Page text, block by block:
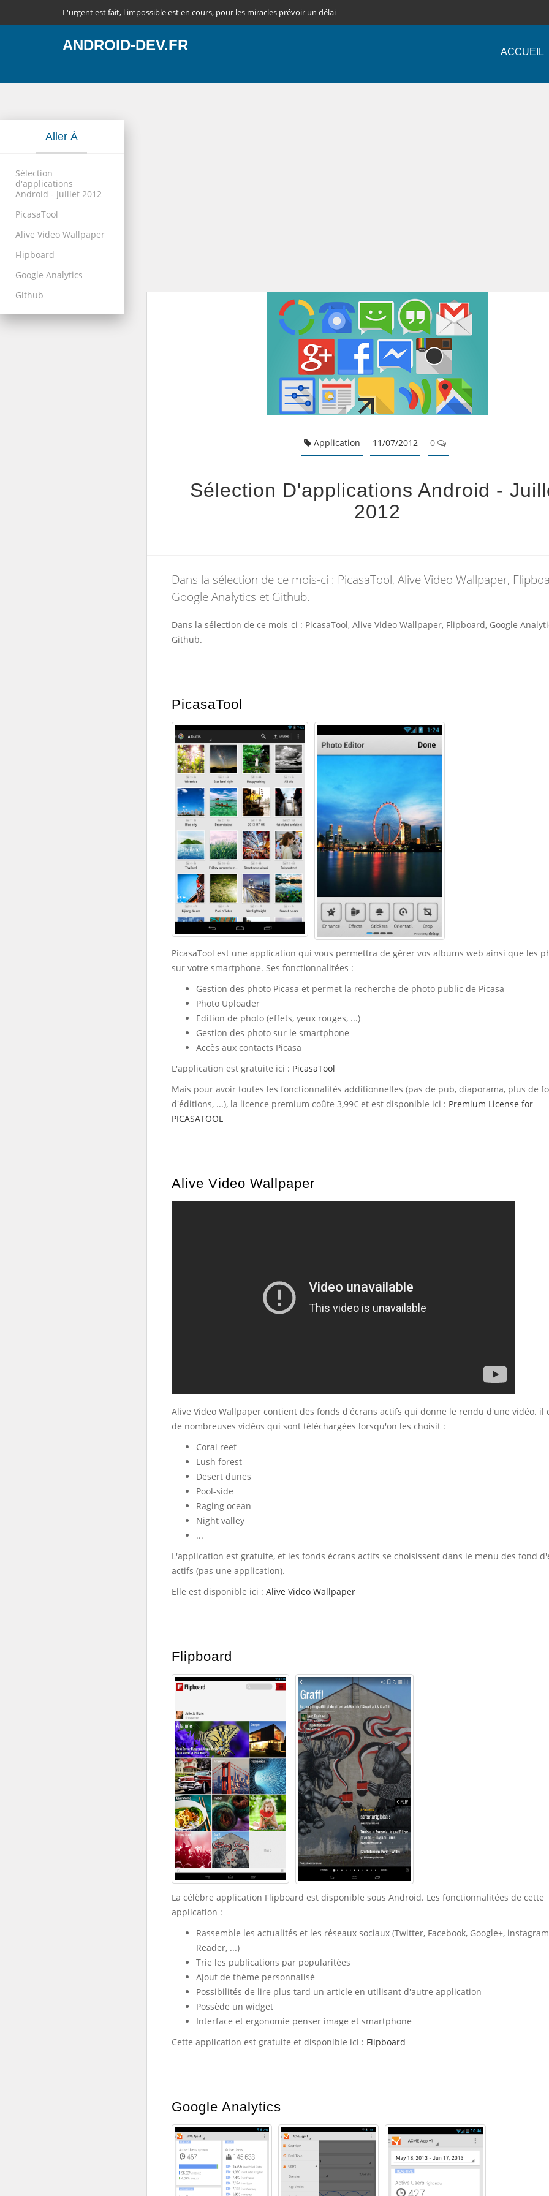
L'urgent est fait, l'impossible est en cours, pour les miracles prévoir un délai
ANDROID-DEV.FR ACCUEIL
Aller À
Sélection
d'applications
Android - Juillet 2012
PicasaTool
Alive Video Wallpaper
Flipboard
Google Analytics
Github
Application 11/07/2012 0
Sélection D'applications Android -
2012
Dans la sélection de ce mois-ci : PicasaTool, Alive Video Wallpaper,
Google Analytics et Github.
Dans la sélection de ce mois-ci : PicasaTool, Alive Video Wallpaper, Flipboard, Google
Github.
PicasaTool
PicasaTool est une application qui vous permettra de gérer vos albums web ainsi que les
sur votre smartphone. Ses fonctionnalitées :
Gestion des photo Picasa et permet la recherche de photo public de Picasa
Photo Uploader
Edition de photo (effets, yeux rouges, ...)
Gestion des photo sur le smartphone
Accès aux contacts Picasa
L'application est gratuite ici : PicasaTool
Mais pour avoir toutes les fonctionnalités additionnelles (pas de pub, diaporama, plus de
d'éditions, ...), la licence premium coûte 3,99€ et est disponible ici : Premium License for
PICASATOOL
Alive Video Wallpaper
Alive Video Wallpaper contient des fonds d'écrans actifs qui donne le rendu d'une vidéo. il
de nombreuses vidéos qui sont téléchargées lorsqu'on les choisit :
Coral reef
Lush forest
Desert dunes
Pool-side
Raging ocean
Night valley
...
L'application est gratuite, et les fonds écrans actifs se choisissent dans le menu des fond
actifs (pas une application).
Elle est disponible ici : Alive Video Wallpaper
Flipboard
La célèbre application Flipboard est disponible sous Android. Les fonctionnalitées de cette
application :
Rassemble les actualités et les réseaux sociaux (Twitter, Facebook, Google+,
Reader, ...)
Trie les publications par popularitées
Ajout de thème personnalisé
Possibilités de lire plus tard un article en utilisant d'autre application
Possède un widget
Interface et ergonomie penser image et smartphone
Cette application est gratuite et disponible ici : Flipboard
Google Analytics